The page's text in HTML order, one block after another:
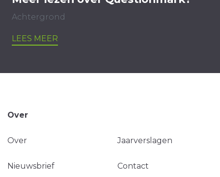
Achtergrond
LEES MEER
Over
Over Jaarverslagen
Nieuwsbrief Contact